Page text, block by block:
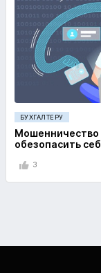
БУХГАЛТЕРУ
Мошенничество
обезопасить
3